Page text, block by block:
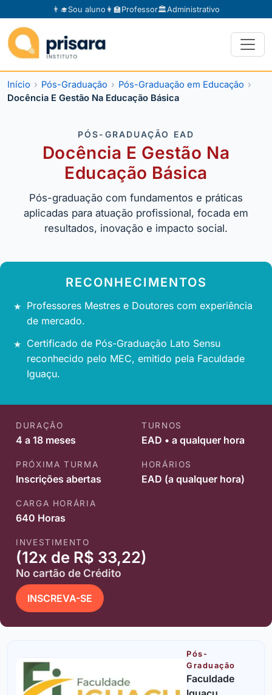
👨‍🎓Sou aluno 👩‍🏫Professor🏛️Administrativo
Início Pós-Graduação
Pós-Graduação em Educação
Docência E Gestão Na Educação Básica
PÓS-GRADUAÇÃO EAD
Docência E Gestão Na
Educação Básica
Pós-graduação com fundamentos e práticas
aplicadas para atuação profissional, focada em
resultados, inovação e impacto social.
RECONHECIMENTOS
Professores Mestres e Doutores com experiência
de mercado.
Certificado de Pós-Graduação Lato Sensu
reconhecido pelo MEC, emitido pela Faculdade
Iguaçu.
DURAÇÃO
4 a 18 meses
TURNOS
EAD • a qualquer hora
PRÓXIMA TURMA
Inscrições abertas
HORÁRIOS
EAD (a qualquer hora)
CARGA HORÁRIA
640 Horas
INVESTIMENTO
(12x de R$ 33,22)
No cartão de Crédito
INSCREVA-SE
Pós-
Graduação
Faculdade